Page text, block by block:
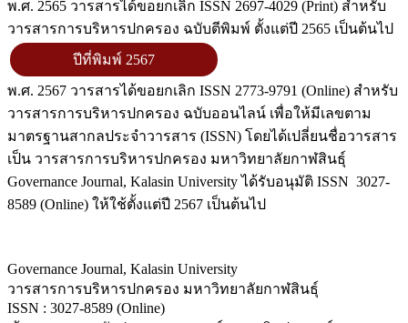
พ.ศ. 2565 วารสารได้ขอยกเลิก ISSN 2697-4029 (Print) สำหรับ
วารสารการบริหารปกครอง ฉบับตีพิมพ์ ตั้งแต่ปี 2565 เป็นต้นไป
ปีที่พิมพ์ 2567
พ.ศ. 2567 วารสารได้ขอยกเลิก ISSN 2773-9791 (Online) สำหรับ
วารสารการบริหารปกครอง ฉบับออนไลน์ เพื่อให้มีเลขตาม
มาตรฐานสากลประจำวารสาร (ISSN) โดยได้เปลี่ยนชื่อวารสาร
เป็น วารสารการบริหารปกครอง มหาวิทยาลัยกาฬสินธุ์
Governance Journal, Kalasin University ได้รับอนุมัติ ISSN 3027-
8589 (Online) ให้ใช้ตั้งแต่ปี 2567 เป็นต้นไป
Governance Journal, Kalasin University
วารสารการบริหารปกครอง มหาวิทยาลัยกาฬสินธุ์
ISSN : 3027-8589 (Online)